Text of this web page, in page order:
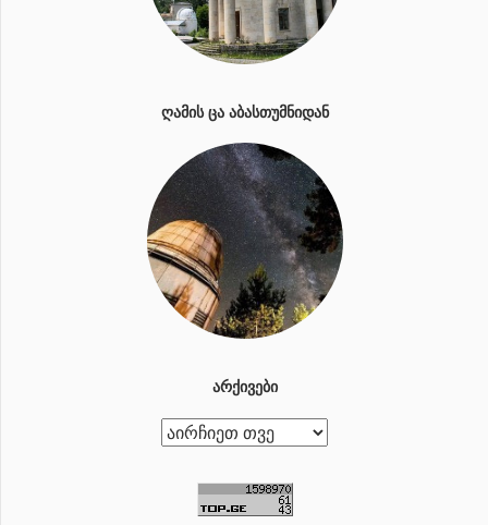
ᲦᲐᲛᲘᲡ ᲪᲐ ᲐᲑᲐᲡᲗᲣᲛᲜᲘᲓᲐᲜ
ᲐᲠᲥᲘᲕᲔᲑᲘ
ა